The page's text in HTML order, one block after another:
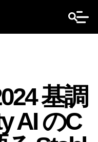
基調
AI のC